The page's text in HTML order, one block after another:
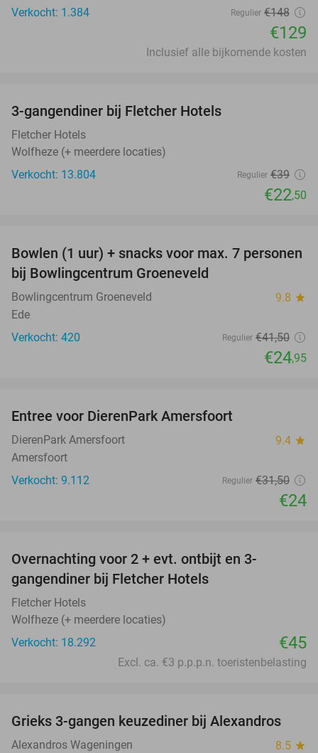
Verkocht: 1.384
Regulier €148
€129
Inclusief alle bijkomende kosten
3-gangendiner bij Fletcher Hotels
Fletcher Hotels
Wolfheze (+ meerdere locaties)
Verkocht: 13.804
Regulier €39
€22,50
40%
Bowlen (1 uur) + snacks voor max. 7 personen
bij Bowlingcentrum Groeneveld
Bowlingcentrum Groeneveld 9.8 star
Ede
Verkocht: 420
Regulier €41,50
€24,95
Entree voor DierenPark Amersfoort
DierenPark Amersfoort 9.4 star
Amersfoort
Verkocht: 9.112
Regulier €31,50
€24
Overnachting voor 2 + evt. ontbijt en 3-
gangendiner bij Fletcher Hotels
Fletcher Hotels
Wolfheze (+ meerdere locaties)
Verkocht: 18.292
€45
Excl. ca. €3 p.p.p.n. toeristenbelasting
31%
Grieks 3-gangen keuzediner bij Alexandros
Alexandros Wageningen 8.5 star